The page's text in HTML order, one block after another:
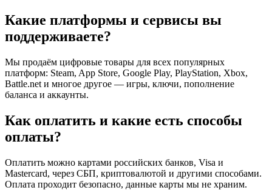
Какие платформы и сервисы вы
поддерживаете?
Мы продаём цифровые товары для всех популярных
платформ: Steam, App Store, Google Play, PlayStation, Xbox,
Battle.net и многое другое — игры, ключи, пополнение
баланса и аккаунты.
Как оплатить и какие есть способы
оплаты?
Оплатить можно картами российских банков, Visa и
Mastercard, через СБП, криптовалютой и другими способами.
Оплата проходит безопасно, данные карты мы не храним.